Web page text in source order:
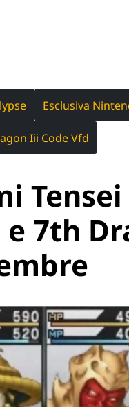
Esclusiva
Iii Code Vfd
Tensei
7th